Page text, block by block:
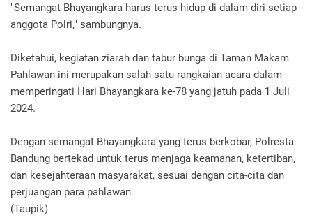
"Semangat Bhayangkara harus terus hidup di dalam diri setiap
anggota Polri," sambungnya.
Diketahui, kegiatan ziarah dan tabur bunga di Taman Makam
Pahlawan ini merupakan salah satu rangkaian acara dalam
memperingati Hari Bhayangkara ke-78 yang jatuh pada 1 Juli
2024.
Dengan semangat Bhayangkara yang terus berkobar, Polresta
Bandung bertekad untuk terus menjaga keamanan, ketertiban,
dan kesejahteraan masyarakat, sesuai dengan cita-cita dan
perjuangan para pahlawan.
(Taupik)